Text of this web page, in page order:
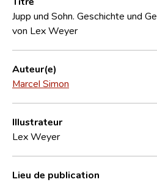
CNL
Équipe scientifique
Jupp und Sohn. Geschichte und
von Lex Weyer
Auteur(e)
Marcel Simon
Illustrateur
Lex Weyer
Lieu de publication